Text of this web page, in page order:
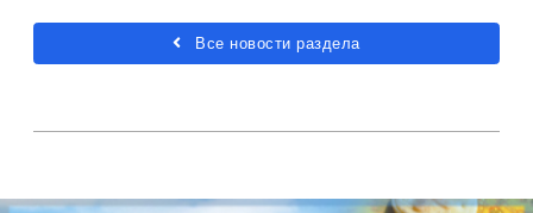
Все новости раздела